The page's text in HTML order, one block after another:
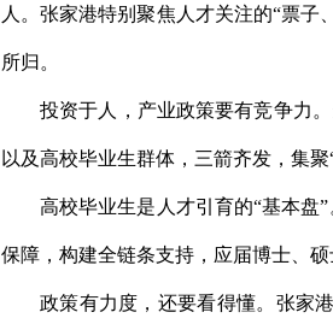
人。张家港特别聚焦人才关注的“票
所归。
投资于人，产业政策要有竞争力
以及高校毕业生群体，三箭齐发，集聚
高校毕业生是人才引育的“基本盘
保障，构建全链条支持，应届博士、硕
政策有力度，还要看得懂。张家